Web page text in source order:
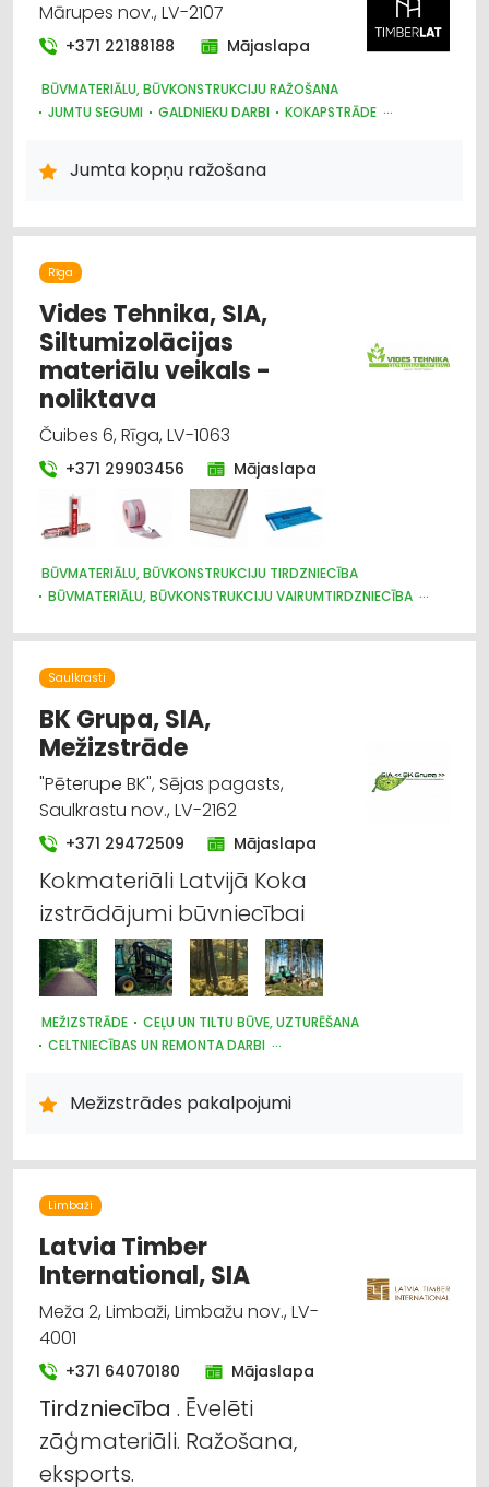
Mārupes nov., LV-2107
+371 22188188 Mājaslapa
BŪVMATERIĀLU, BŪVKONSTRUKCIJU RAŽOŠANA
JUMTU SEGUMI
GALDNIEKU DARBI
KOKAPSTRĀDE
BŪVMATERIĀLU, BŪVKONSTRUKCIJU TIRDZNIECĪBA
PIRTIS
Jumta kopņu ražošana
Rīga
Vides Tehnika, SIA,
Siltumizolācijas
materiālu veikals -
noliktava
Čuibes 6, Rīga, LV-1063
+371 29903456 Mājaslapa
BŪVMATERIĀLU, BŪVKONSTRUKCIJU TIRDZNIECĪBA
BŪVMATERIĀLU, BŪVKONSTRUKCIJU VAIRUMTIRDZNIECĪBA
APDARES MATERIĀLI: VAIRUMTIRDZNIECĪBA
SILTUMIZOLĀCIJAS DARBI
IEKRAUŠANAS UN IZKRAUŠANAS TEHNIKA
METĀLA TIRDZNIECĪBA
Saulkrasti
BK Grupa, SIA,
Mežizstrāde
"Pēterupe BK", Sējas pagasts,
Saulkrastu nov., LV-2162
+371 29472509 Mājaslapa
Kokmateriāli Latvijā Koka
izstrādājumi būvniecībai
MEŽIZSTRĀDE
CEĻU UN TILTU BŪVE, UZTURĒŠANA
CELTNIECĪBAS UN REMONTA DARBI
CELTNIECĪBAS TEHNIKA UN IEKĀRTAS; NOMA
GRANTS, SMILTS, AKMENS IEGUVE
Mežizstrādes pakalpojumi
Limbaži
Latvia Timber
International, SIA
Meža 2, Limbaži, Limbažu nov., LV-
4001
+371 64070180 Mājaslapa
Tirdzniecība . Ēvelēti
zāģmateriāli. Ražošana,
eksports.